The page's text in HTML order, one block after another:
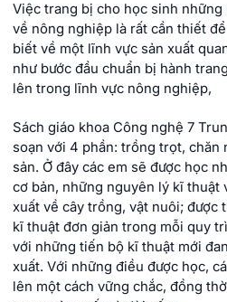
Việc trang bị cho học sinh
về nông nghiệp là rất cần thiết
biết về một lĩnh vực sản xuất
như bước đầu chuẩn bị hành
lên trong lĩnh vực nông nghiệp,
Sách giáo khoa Công nghệ 7
soạn với 4 phần: trồng trọt, chăn
sản. Ở đây các em sẽ được học
cơ bản, những nguyên lý kĩ thuật
xuất về cây trồng, vật nuôi; được
kĩ thuật đơn giản trong mỗi quy
với những tiến bộ kĩ thuật mới
xuất. Với những điều được học,
lên một cách vững chắc, đồng